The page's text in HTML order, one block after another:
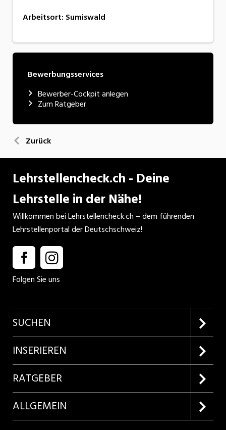
Arbeitsort: Sumiswald
Bewerbungsservices
Bewerber-Cockpit anlegen
Zum Ratgeber
Zurück
Lehrstellencheck.ch - Deine
Lehrstelle in der Nähe!
Willkommen bei Lehrstellencheck.ch – dem führenden
Lehrstellenportal der Deutschschweiz!
Folgen Sie uns
SUCHEN
Firmenprofile entdecken
Lehrstellen suchen
INSERIEREN
Kundenlogin
Inserieren
Produkte
RATGEBER
Lehrberufe entdecken
ALLGEMEIN